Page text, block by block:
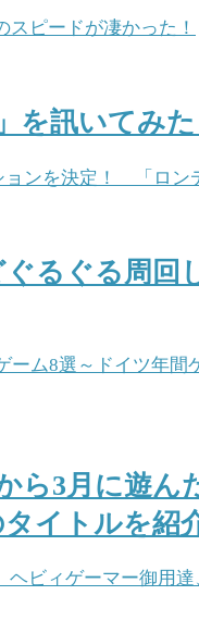
訊いてみ
ぐるぐる周
ら3月に遊
イトルを紹